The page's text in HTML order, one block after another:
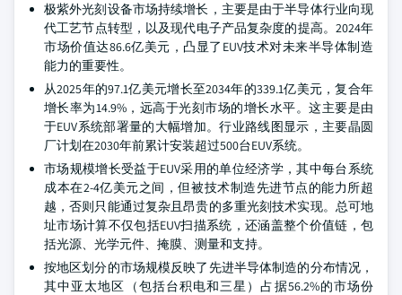
极紫外光刻设备市场持续增长，主要是由于半导体行业向现
代工艺节点转型，以及现代电子产品复杂度的提高。2024年
市场价值达86.6亿美元，凸显了EUV技术对未来半导体制造
能力的重要性。
从2025年的97.1亿美元增长至2034年的339.1亿美元，复合年
增长率为14.9%，远高于光刻市场的增长水平。这主要是由
于EUV系统部署量的大幅增加。行业路线图显示，主要晶圆
厂计划在2030年前累计安装超过500台EUV系统。
市场规模增长受益于EUV采用的单位经济学，其中每台系统
成本在2-4亿美元之间，但被技术制造先进节点的能力所超
越，否则只能通过复杂且昂贵的多重光刻技术实现。总可地
址市场计算不仅包括EUV扫描系统，还涵盖整个价值链，包
括光源、光学元件、掩膜、测量和支持。
按地区划分的市场规模反映了先进半导体制造的分布情况，
其中亚太地区（包括台积电和三星）占据56.2%的市场份